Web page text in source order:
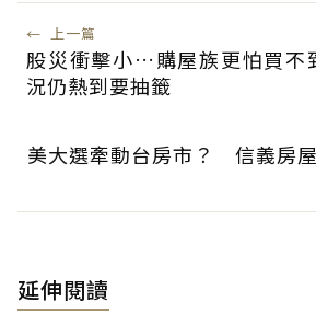
← 上一篇
股災衝擊小…購屋族更怕買不
況仍熱到要抽籤
美大選牽動台房市？ 信義房
延伸閱讀